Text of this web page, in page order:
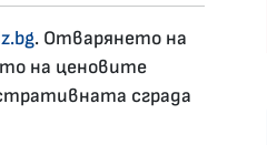
. Отварянето на
на ценовите
сграда